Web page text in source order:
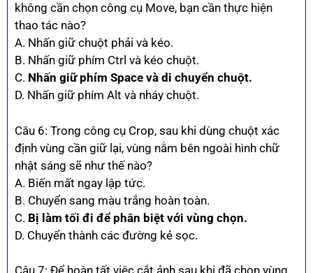
không cần chọn công cụ Move, bạn cần thực hiện
thao tác nào?
A. Nhấn giữ chuột phải và kéo.
B. Nhấn giữ phím Ctrl và kéo chuột.
C. Nhấn giữ phím Space và di chuyển chuột.
D. Nhấn giữ phím Alt và nháy chuột.
Câu 6: Trong công cụ Crop, sau khi dùng chuột xác
định vùng cần giữ lại, vùng nằm bên ngoài hình chữ
nhật sáng sẽ như thế nào?
A. Biến mất ngay lập tức.
B. Chuyển sang màu trắng hoàn toàn.
C. Bị làm tối đi để phân biệt với vùng chọn.
D. Chuyển thành các đường kẻ sọc.